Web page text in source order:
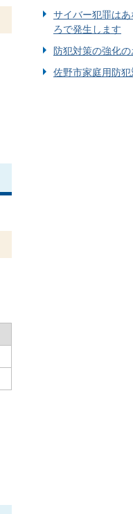
サイバー犯罪は
ろで発生します
防犯対策の強化
佐野市家庭用防